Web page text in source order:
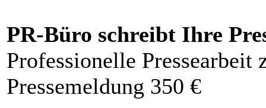
PR-Büro schreibt Ihre
Professionelle Pressearbeit
Pressemeldung 350 €